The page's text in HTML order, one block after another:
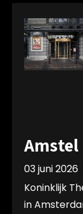
Amstel
03 juni 2026
Koninklijk
in